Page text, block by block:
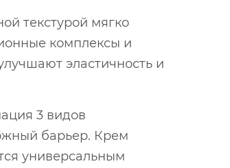
текстурой мягко
комплексы и
эластичность и
3 видов
барьер. Крем
универсальным